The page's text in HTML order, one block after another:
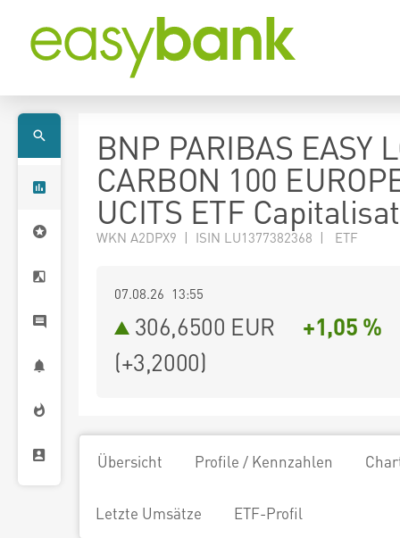
BNP PARIBAS EASY
CARBON 100
UCITS ETF
WKN A2DPX9 | ISIN LU1377382368 | ETF
07.08.26 13:55
306,6500 EUR
+1,05 %
(+3,2000)
Übersicht Profile / Kennzahlen
Letzte Umsätze ETF-Profil